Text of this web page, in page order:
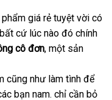
giá rẻ tuyệt vời hỗ
trợ
có
cung
cấp
bất cứ lúc nào đó chính
cô đơnlừa
, một sản
có
nên
cũng như làm tình sửa
chữa
để
bạn namÚc
. chỉ cần bỏ